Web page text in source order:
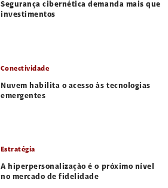
Segurança cibernética demanda mais que
investimentos
Conectividade
Nuvem habilita o acesso às tecnologias
emergentes
Estratégia
A hiperpersonalização é o próximo nível
no mercado de fidelidade